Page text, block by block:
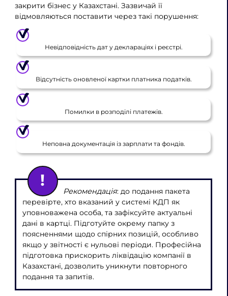
закрити бізнес у Казахстані. Зазвичай її
відмовляються поставити через такі порушення:
Невідповідність дат у деклараціях і реєстрі.
Відсутність оновленої картки платника податків.
Помилки в розподілі платежів.
Неповна документація із зарплати та фондів.
Рекомендація: до подання пакета
перевірте, хто вказаний у системі КДП як
уповноважена особа, та зафіксуйте актуальні
дані в картці. Підготуйте окрему папку з
поясненнями щодо спірних позицій, особливо
якщо у звітності є нульові періоди. Професійна
підготовка прискорить ліквідацію компанії в
Казахстані, дозволить уникнути повторного
подання та запитів.